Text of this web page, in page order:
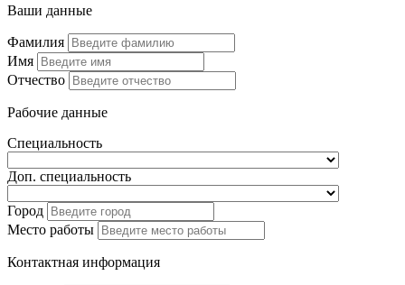
Ваши данные
Фамилия
Имя
Отчество
Рабочие данные
Специальность
Доп. специальность
Город
Место работы
Контактная информация